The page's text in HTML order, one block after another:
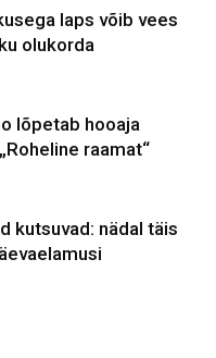
laps võib vees
olukorda
lõpetab hooaja
raamat“
kutsuvad: nädal täis